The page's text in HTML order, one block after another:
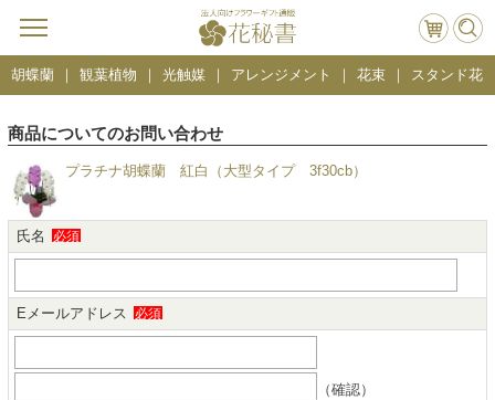
胡蝶蘭 観葉植物 光触媒 アレンジメント 花束 スタンド花
商品についてのお問い合わせ
プラチナ胡蝶蘭 紅白（大型タイプ 3f30cb）
氏名 必須
Eメールアドレス 必須
（確認）